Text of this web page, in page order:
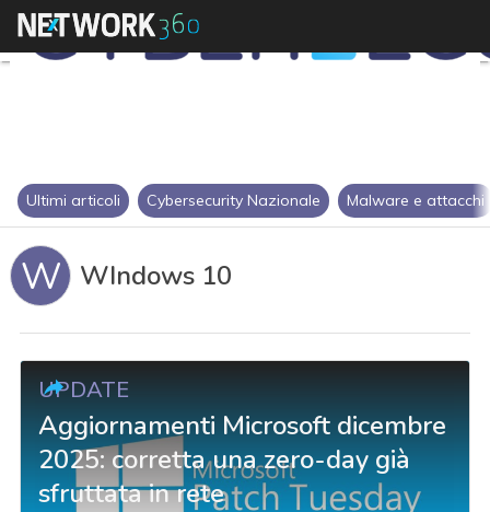
Ultimi articoli Cybersecurity Nazionale Malware e attacchi
W WIndows 10
UPDATE
Aggiornamenti Microsoft dicembre
2025: corretta una zero-day già
sfruttata in rete